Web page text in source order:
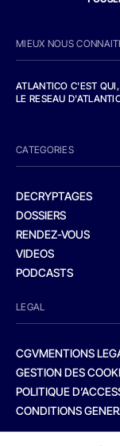
MIEUX NOUS
ATLANTICO C'EST
LE RESEAU
CATEGORIES
DECRYPTAGES
DOSSIERS
RENDEZ-VOUS
VIDEOS
PODCASTS
LEGAL
CGVMENTIONS
GESTION DES
POLITIQUE
CONDITIONS